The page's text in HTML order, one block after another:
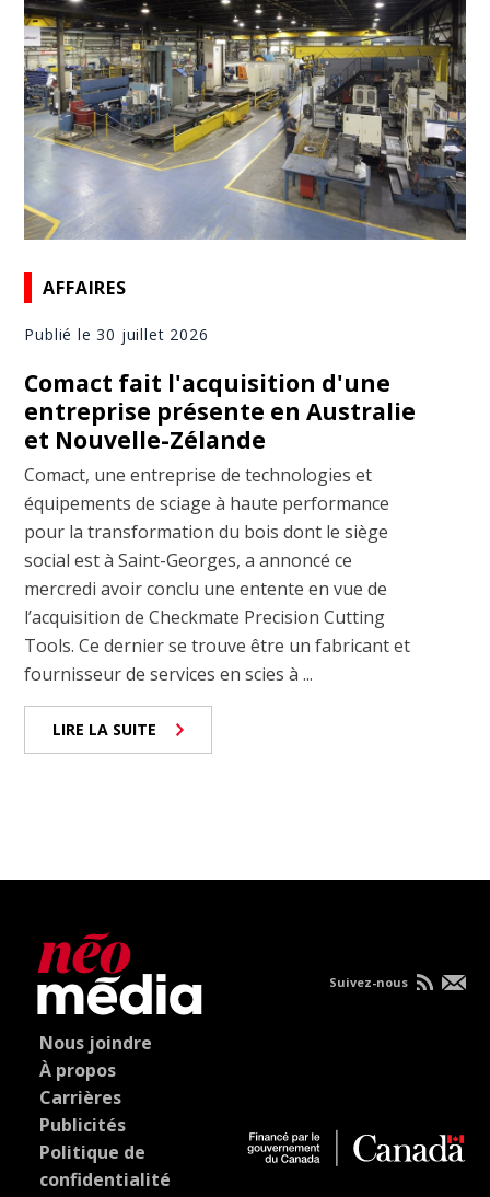
AFFAIRES
Publié le 30 juillet 2026
Comact fait l'acquisition d'une
entreprise présente en Australie
et Nouvelle-Zélande
Comact, une entreprise de technologies et
équipements de sciage à haute performance
pour la transformation du bois dont le siège
social est à Saint-Georges, a annoncé ce
mercredi avoir conclu une entente en vue de
l’acquisition de Checkmate Precision Cutting
Tools. Ce dernier se trouve être un fabricant et
fournisseur de services en scies à ...
LIRE LA SUITE
Nous joindre
À propos
Carrières
Publicités
Politique de
confidentialité
Suivez-nous